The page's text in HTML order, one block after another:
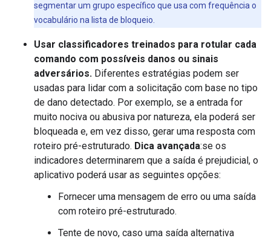
segmentar um grupo específico que usa com frequência o
vocabulário na lista de bloqueio.
Usar classificadores treinados para rotular cada
comando com possíveis danos ou sinais
adversários. Diferentes estratégias podem ser
usadas para lidar com a solicitação com base no tipo
de dano detectado. Por exemplo, se a entrada for
muito nociva ou abusiva por natureza, ela poderá ser
bloqueada e, em vez disso, gerar uma resposta com
roteiro pré-estruturado. Dica avançada:se os
indicadores determinarem que a saída é prejudicial, o
aplicativo poderá usar as seguintes opções:
Fornecer uma mensagem de erro ou uma saída
com roteiro pré-estruturado.
Tente de novo, caso uma saída alternativa